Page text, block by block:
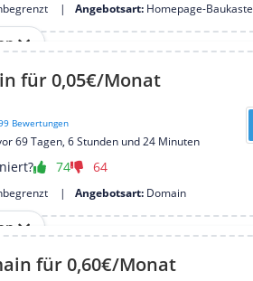
Angebotsart: Homepage-
für 0,05€/Monat
Bewertungen
69 Tagen, 6 Stunden und 24 Minuten
74 64
Angebotsart: Domain
für 0,60€/Monat